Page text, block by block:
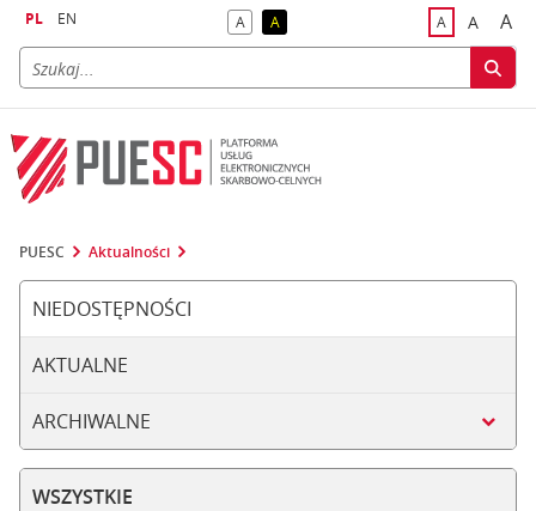
PL EN Akontrast domyślny
Akontrast żółty tekst na czarnym tle
Adomyślna
A A
PUESC Aktualności
NIEDOSTĘPNOŚCI
AKTUALNE
ARCHIWALNE
WSZYSTKIE